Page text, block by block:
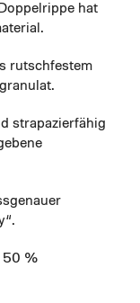
hat
rutschfestem
strapazierfähig
50 %